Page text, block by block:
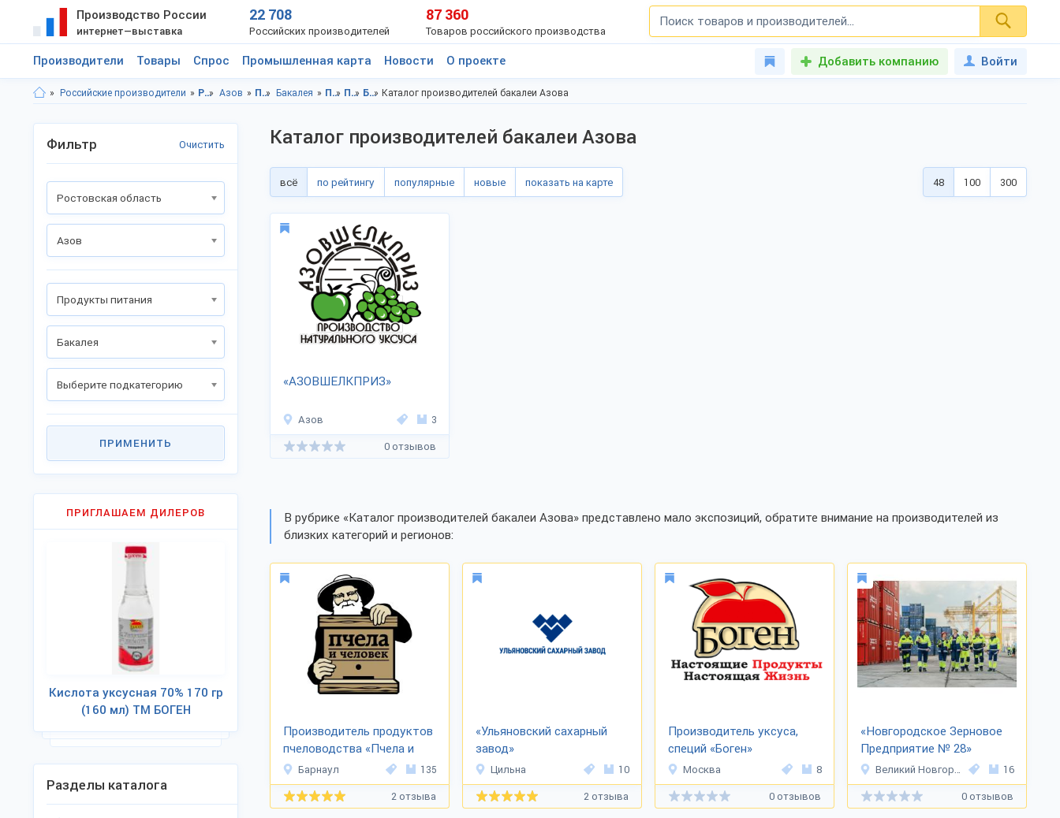
Производство России
интернет—выставка
22 708
Российских производителей
87 360
Товаров российского производства
Производители Товары Спрос Промышленная карта Новости О проекте Добавить компанию Войти
Российские производители Ростовская область Азов Продукты питания Бакалея Продукты питания, Ростовская область Продукты питания, Азов Бакалея, Ростовская область Каталог производителей бакалеи Азова
Каталог производителей бакалеи Азова
всё по рейтингу популярные новые показать на карте 48 100 300
«АЗОВШЕЛКПРИЗ»
Азов 3
0 отзывов
В рубрике «Каталог производителей бакалеи Азова» представлено мало экспозиций, обратите внимание на производителей из
близких категорий и регионов:
Производитель продуктов
пчеловодства «Пчела и
человек»
Барнаул 135
2 отзыва
«Ульяновский сахарный
завод»
Цильна 10
2 отзыва
Производитель уксуса,
специй «Боген»
Москва 8
0 отзывов
«Новгородское Зерновое
Предприятие № 28»
Великий Новгород 16
0 отзывов
Фильтр Очистить
Ростовская область
Азов
Продукты питания
Бакалея
Выберите подкатегорию
ПРИМЕНИТЬ
ПРИГЛАШАЕМ ДИЛЕРОВ
Кислота уксусная 70% 170 гр
(160 мл) ТМ БОГЕН
Разделы каталога